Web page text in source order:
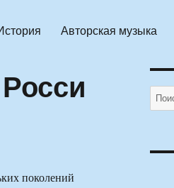
Авторская музыка
поколений
Искать: